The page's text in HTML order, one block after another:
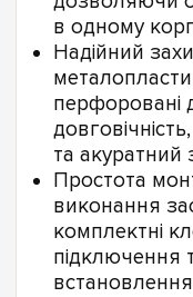
в одному
Надійний
перфоровані
та акуратний
Простота
виконання
комплектні
підключення